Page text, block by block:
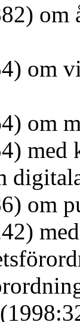
om
om
om
med
om